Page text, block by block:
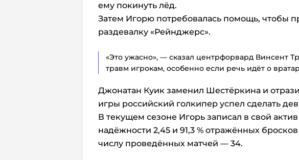
ему покинуть лёд.
Затем Игорю потребовалась помощь, чтобы
раздевалку «Рейнджерс».
«Это ужасно», — сказал центрфорвард Винсент
травм игрокам, особенно если речь идёт о
Джонатан Куик заменил Шестёркина и
игры российский голкипер успел сделать
В текущем сезоне Игорь записал в свой
надёжности 2,45 и 91,3 % отражённых
числу проведённых матчей — 34.